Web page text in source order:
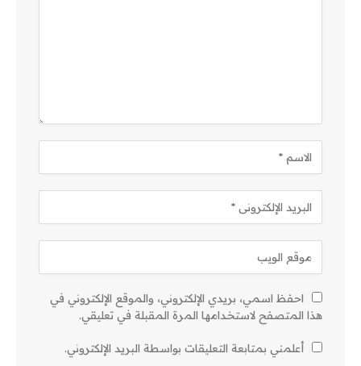
احفظ اسمي، بريدي الإلكتروني، والموقع الإلكتروني في
هذا المتصفح لاستخدامها المرة المقبلة في تعليقي.
أعلمني بمتابعة التعليقات بواسطة البريد الإلكتروني.